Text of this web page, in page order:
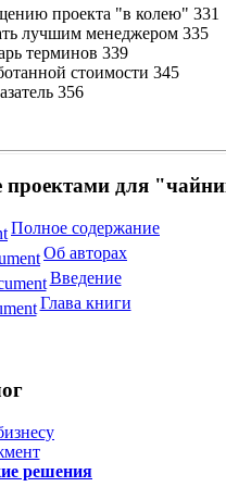
проекта "в колею" 331
лучшим менеджером 335
терминов 339
стоимости 345
356
для
Полное содержание
Об авторах
Введение
Глава книги
решения